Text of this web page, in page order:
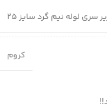
سری لوله نیم گرد سایز 25
کروم